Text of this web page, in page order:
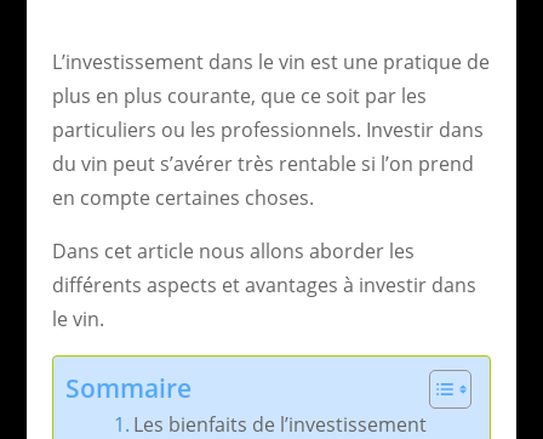
L’investissement dans le vin est une pratique de
plus en plus courante, que ce soit par les
particuliers ou les professionnels. Investir dans
du vin peut s’avérer très rentable si l’on prend
en compte certaines choses.
Dans cet article nous allons aborder les
différents aspects et avantages à investir dans
le vin.
Sommaire
Les bienfaits de l’investissement